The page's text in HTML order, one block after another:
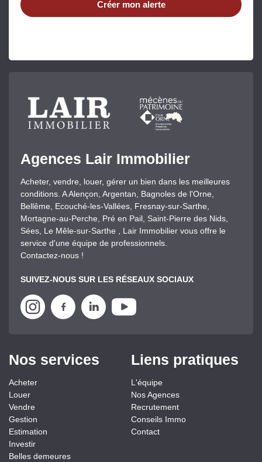
Créer mon alerte
Agences Lair Immobilier
Acheter, vendre, louer, gérer un bien dans les meilleures
conditions. A Alençon, Argentan, Bagnoles de l'Orne,
Bellême, Ecouché-les-Vallées, Fresnay-sur-Sarthe,
Mortagne-au-Perche, Pré en Pail, Saint-Pierre des Nids,
Sées, Le Mêle-sur-Sarthe , Lair Immobilier vous offre le
service d'une équipe de professionnels.
Contactez-nous !
SUIVEZ-NOUS SUR LES RÉSEAUX SOCIAUX
Nos services
Acheter
Louer
Vendre
Gestion
Estimation
Investir
Belles demeures
Liens pratiques
L'équipe
Nos Agences
Recrutement
Conseils Immo
Contact